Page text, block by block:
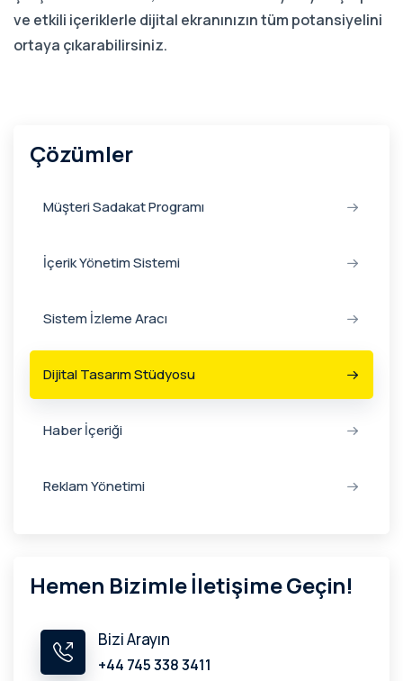
Çözümler
Müşteri Sadakat Programı
İçerik Yönetim Sistemi
Sistem İzleme Aracı
Dijital Tasarım Stüdyosu
Haber İçeriği
Reklam Yönetimi
Hemen Bizimle İletişime Geçin!
Bizi Arayın
+44 745 338 3411
ve etkili içeriklerle dijital ekranınızın tüm potansiyelini
ortaya çıkarabilirsiniz.